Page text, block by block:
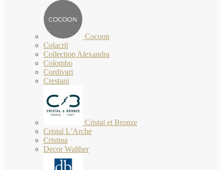
Cocoon
Colacril
Collection Alexandra
Colombo
Cordivari
Crestani
Cristal et Bronze
Cristal L’Arche
Cristina
Decor Walther